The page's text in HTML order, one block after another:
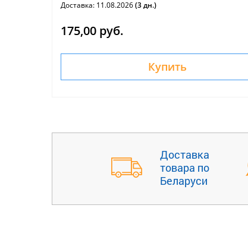
Доставка: 11.08.2026(3 дн.)
175,00 руб.
Купить
Доставка
товара по
Беларуси